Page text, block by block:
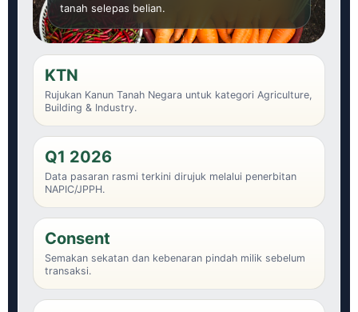
tanah selepas belian.
KTN
Rujukan Kanun Tanah Negara untuk kategori Agriculture,
Building & Industry.
Q1 2026
Data pasaran rasmi terkini dirujuk melalui penerbitan
NAPIC/JPPH.
Consent
Semakan sekatan dan kebenaran pindah milik sebelum
transaksi.